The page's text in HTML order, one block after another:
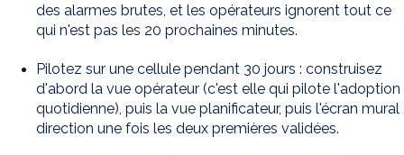
des alarmes brutes, et les opérateurs ignorent tout ce
qui n'est pas les 20 prochaines minutes.
Pilotez sur une cellule pendant 30 jours : construisez
d'abord la vue opérateur (c'est elle qui pilote l'adoption
quotidienne), puis la vue planificateur, puis l'écran mural
direction une fois les deux premières validées.